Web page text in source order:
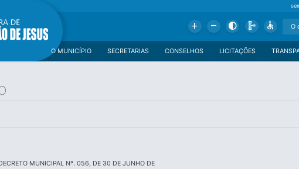
Add Remove Contrast Schema Accessible
LICITAÇÕES
CONSELHOS
SECRETARIAS
O MUNICÍPIO
MUNICIPAL Nº. 056, DE 30 DE JUNHO DE